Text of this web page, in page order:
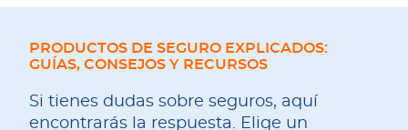
PRODUCTOS DE SEGURO EXPLICADOS:
GUÍAS, CONSEJOS Y RECURSOS
Si tienes dudas sobre seguros, aquí
encontrarás la respuesta. Elige un